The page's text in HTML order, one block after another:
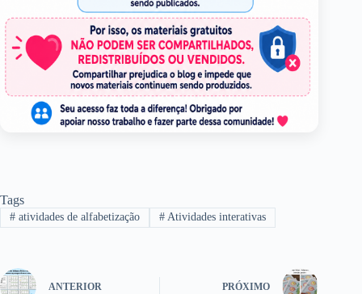
Tags
#atividades de alfabetização #Atividades interativas
ANTERIOR PRÓXIMO